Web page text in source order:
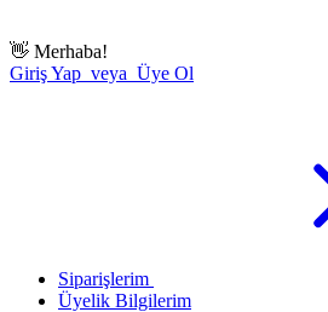
👋 Merhaba!
Giriş Yap veya Üye Ol
Siparişlerim
Üyelik Bilgilerim